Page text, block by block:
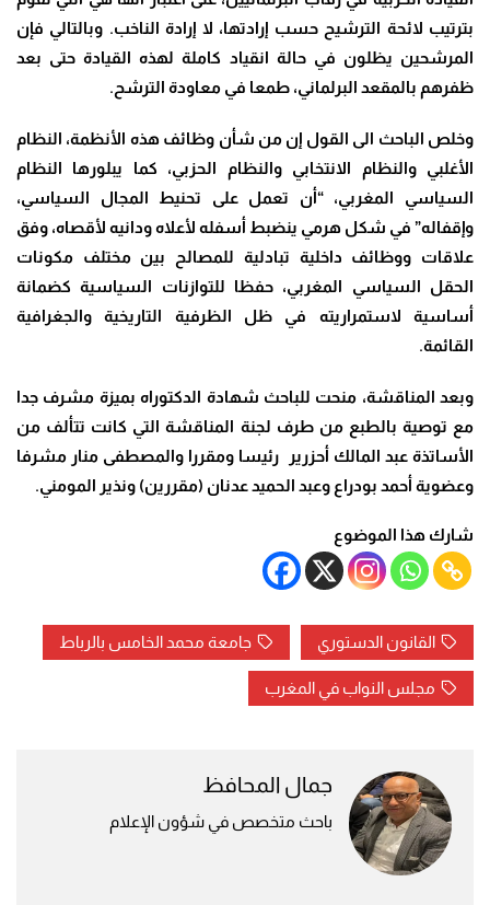
بترتيب لائحة الترشيح حسب إرادتها، لا إرادة الناخب. وبالتالي فإن
المرشحين يظلون في حالة انقياد كاملة لهذه القيادة حتى بعد
ظفرهم بالمقعد البرلماني، طمعا في معاودة الترشح.
وخلص الباحث الى القول إن من شأن وظائف هذه الأنظمة، النظام
الأغلبي والنظام الانتخابي والنظام الحزبي، كما يبلورها النظام
السياسي المغربي، “أن تعمل على تحنيط المجال السياسي،
وإقفاله” في شكل هرمي ينضبط أسفله لأعلاه ودانيه لأقصاه، وفق
علاقات ووظائف داخلية تبادلية للمصالح بين مختلف مكونات
الحقل السياسي المغربي، حفظا للتوازنات السياسية كضمانة
أساسية لاستمراريته في ظل الظرفية التاريخية والجغرافية
القائمة.
وبعد المناقشة، منحت للباحث شهادة الدكتوراه بميزة مشرف جدا
مع توصية بالطبع من طرف لجنة المناقشة التي كانت تتألف من
الأساتذة عبد المالك أحزرير رئيسا ومقررا والمصطفى منار مشرفا
وعضوية أحمد بودراع وعبد الحميد عدنان (مقررين) ونذير المومني.
شارك هذا الموضوع
القانون الدستوري جامعة محمد الخامس بالرباط
مجلس النواب في المغرب
جمال المحافظ
باحث متخصص في شؤون الإعلام